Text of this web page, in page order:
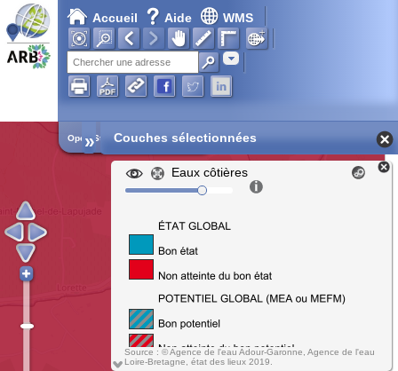
Accueil Aide WMS
Adresse
Open Street Map
» Couches sélectionnées
Eaux côtières
Source : © Agence de l'eau Adour-Garonne, Agence de l'eau
Loire-Bretagne, état des lieux 2019.